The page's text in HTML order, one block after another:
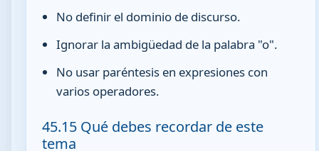
No definir el dominio de discurso.
Ignorar la ambigüedad de la palabra "o".
No usar paréntesis en expresiones con
varios operadores.
45.15 Qué debes recordar de este
tema